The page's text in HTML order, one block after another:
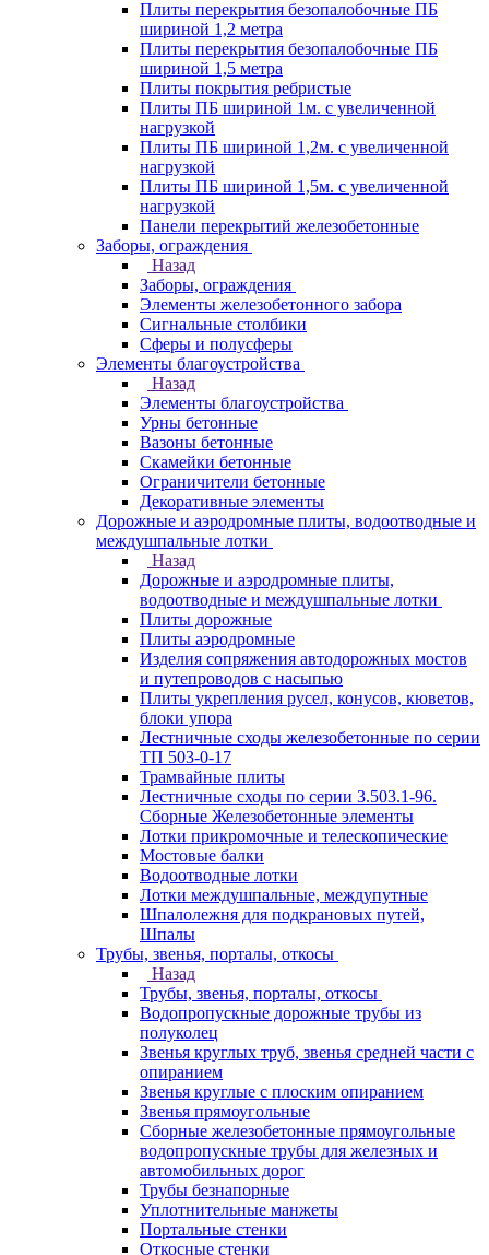
Плиты перекрытия безопалобочные ПБ
шириной 1,2 метра
Плиты перекрытия безопалобочные ПБ
шириной 1,5 метра
Плиты покрытия ребристые
Плиты ПБ шириной 1м. с увеличенной
нагрузкой
Плиты ПБ шириной 1,2м. с увеличенной
нагрузкой
Плиты ПБ шириной 1,5м. с увеличенной
нагрузкой
Панели перекрытий железобетонные
Заборы, ограждения
Назад
Заборы, ограждения
Элементы железобетонного забора
Сигнальные столбики
Сферы и полусферы
Элементы благоустройства
Назад
Элементы благоустройства
Урны бетонные
Вазоны бетонные
Скамейки бетонные
Ограничители бетонные
Декоративные элементы
Дорожные и аэродромные плиты, водоотводные и
междушпальные лотки
Назад
Дорожные и аэродромные плиты,
водоотводные и междушпальные лотки
Плиты дорожные
Плиты аэродромные
Изделия сопряжения автодорожных мостов
и путепроводов с насыпью
Плиты укрепления русел, конусов, кюветов,
блоки упора
Лестничные сходы железобетонные по серии
ТП 503-0-17
Трамвайные плиты
Лестничные сходы по серии 3.503.1-96.
Сборные Железобетонные элементы
Лотки прикромочные и телескопические
Мостовые балки
Водоотводные лотки
Лотки междушпальные, междупутные
Шпалолежня для подкрановых путей,
Шпалы
Трубы, звенья, порталы, откосы
Назад
Трубы, звенья, порталы, откосы
Водопропускные дорожные трубы из
полуколец
Звенья круглых труб, звенья средней части с
опиранием
Звенья круглые с плоским опиранием
Звенья прямоугольные
Сборные железобетонные прямоугольные
водопропускные трубы для железных и
автомобильных дорог
Трубы безнапорные
Уплотнительные манжеты
Портальные стенки
Откосные стенки